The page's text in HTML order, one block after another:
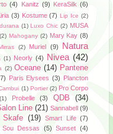
(4) Kanitz (9) KeraSilk (6)
(3) Kostume (7) Lip Ice (2)
(1) Luxo Chic (2) MUSA
(2) Mahogany (2) Mary Kay (8)
(2) Muriel (9)
Natura
(1) Neorly (4) Nivea (42)
(2) Oceane (14) Pantene
Paris Elysees (3)
Plancton
(1) Portier (2) Pro Corpo
(1) Probelle (3) QDB
(34)
Line (21) Sannabell (9)
Skafe (19) Smart Life (7)
Sou Dessas (5) Sunset (4)